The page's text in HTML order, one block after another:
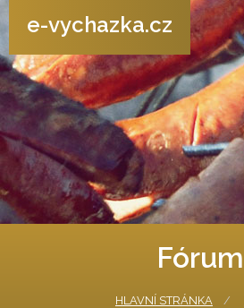
e-vychazka.cz
Fórum
HLAVNÍ STRÁNKA